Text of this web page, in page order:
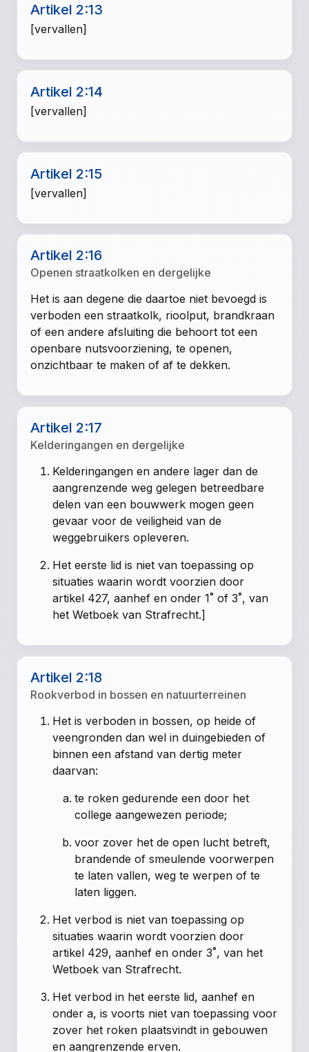
Artikel 2:13
[vervallen]
Artikel 2:14
[vervallen]
Artikel 2:15
[vervallen]
Artikel 2:16
Openen straatkolken en dergelijke
Het is aan degene die daartoe niet bevoegd is
verboden een straatkolk, rioolput, brandkraan
of een andere afsluiting die behoort tot een
openbare nutsvoorziening, te openen,
onzichtbaar te maken of af te dekken.
Artikel 2:17
Kelderingangen en dergelijke
Kelderingangen en andere lager dan de
aangrenzende weg gelegen betreedbare
delen van een bouwwerk mogen geen
gevaar voor de veiligheid van de
weggebruikers opleveren.
Het eerste lid is niet van toepassing op
situaties waarin wordt voorzien door
artikel 427, aanhef en onder 1˚ of 3˚, van
het Wetboek van Strafrecht.]
Artikel 2:18
Rookverbod in bossen en natuurterreinen
Het is verboden in bossen, op heide of
veengronden dan wel in duingebieden of
binnen een afstand van dertig meter
daarvan:
te roken gedurende een door het
college aangewezen periode;
voor zover het de open lucht betreft,
brandende of smeulende voorwerpen
te laten vallen, weg te werpen of te
laten liggen.
Het verbod is niet van toepassing op
situaties waarin wordt voorzien door
artikel 429, aanhef en onder 3˚, van het
Wetboek van Strafrecht.
Het verbod in het eerste lid, aanhef en
onder a, is voorts niet van toepassing voor
zover het roken plaatsvindt in gebouwen
en aangrenzende erven.